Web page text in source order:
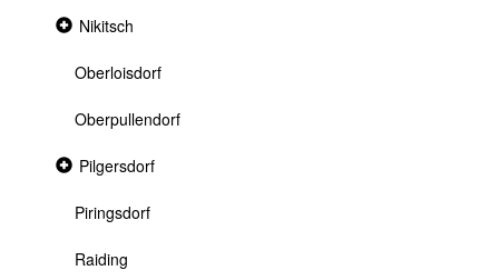
Collapsed
Nikitsch
Oberloisdorf
Oberpullendorf
Collapsed
section
Pilgersdorf
Piringsdorf
Raiding